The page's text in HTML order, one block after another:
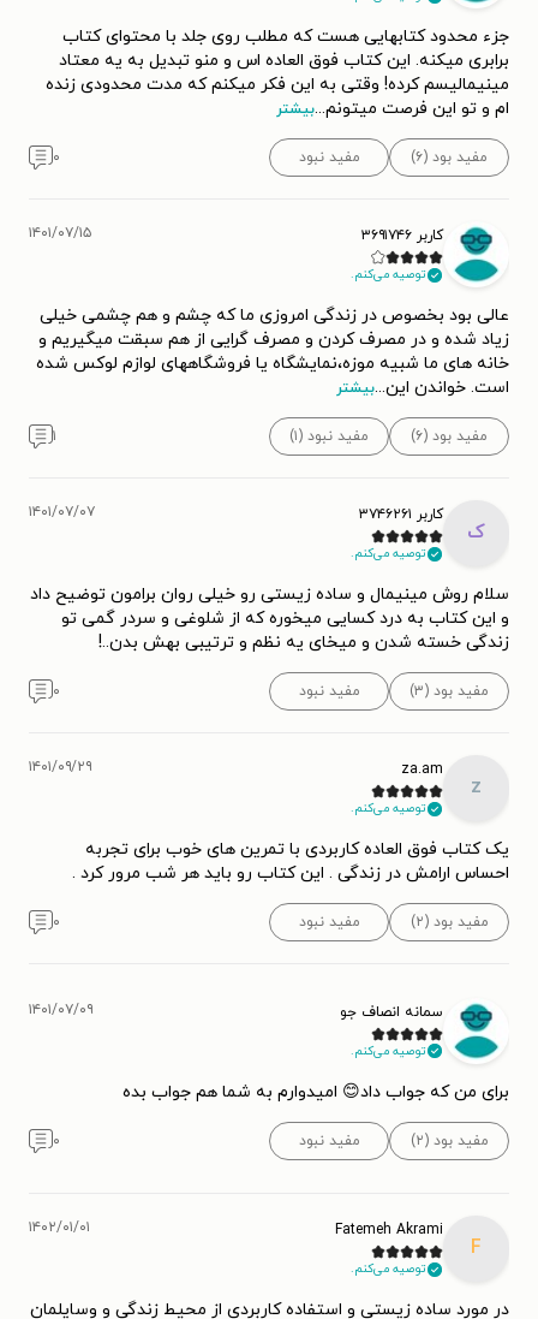
جزء محدود کتابهایی هست که مطلب روی جلد با محتوای کتاب
برابری میکنه. این کتاب فوق العاده اس و منو تبدیل به یه معتاد
مینیمالیسم کرده! وقتی به این فکر میکنم که مدت محدودی زنده
ام و تو این فرصت میتونم...بیشتر
مفید بود (۶) مفید نبود ۰
کاربر ۳۶۹۱۷۴۶
توصیه می‌کنم.
۱۴۰۱/۰۷/۱۵
عالی بود بخصوص در زندگی امروزی ما که چشم و هم چشمی خیلی
زیاد شده و در مصرف کردن و مصرف گرایی از هم سبقت میگیریم و
خانه های ما شبیه موزه،نمایشگاه یا فروشگاههای لوازم لوکس شده
است. خواندن این...بیشتر
مفید بود (۶) مفید نبود (۱) ۱
ک
کاربر ۳۷۴۶۲۶۱
توصیه می‌کنم.
۱۴۰۱/۰۷/۰۷
سلام روش مینیمال و ساده زیستی رو خیلی روان برامون توضیح داد
و این کتاب به درد کسایی میخوره که از شلوغی و سردر گمی تو
زندگی خسته شدن و میخای یه نظم و ترتیبی بهش بدن..!
مفید بود (۳) مفید نبود ۰
z
za.am
توصیه می‌کنم.
۱۴۰۱/۰۹/۲۹
یک کتاب فوق العاده کاربردی با تمرین های خوب برای تجربه
احساس ارامش در زندگی . این کتاب رو باید هر شب مرور کرد .
مفید بود (۲) مفید نبود ۰
سمانه انصاف جو
توصیه می‌کنم.
۱۴۰۱/۰۷/۰۹
برای من که جواب داد😊 امیدوارم به شما هم جواب بده
مفید بود (۲) مفید نبود ۰
F
Fatemeh Akrami
توصیه می‌کنم.
۱۴۰۲/۰۱/۰۱
در مورد ساده زیستی و استفاده کاربردی از محیط زندگی و وسایلمان